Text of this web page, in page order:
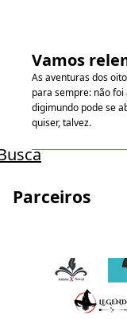
Vamos
As aventuras dos
para sempre: não
digimundo pode se
quiser, talvez.
Parceiros